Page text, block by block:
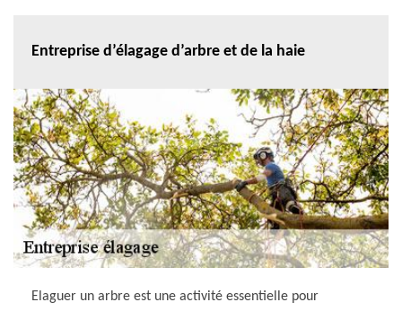
Entreprise d’élagage d’arbre et de la haie
Elaguer un arbre est une activité essentielle pour